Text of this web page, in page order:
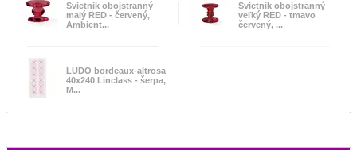
Svietnik obojstranný
malý RED - červený,
Ambient...
Svietnik obojstranný
veľký RED - tmavo
červený, ...
LUDO bordeaux-altrosa
40x240 Linclass - šerpa,
M...